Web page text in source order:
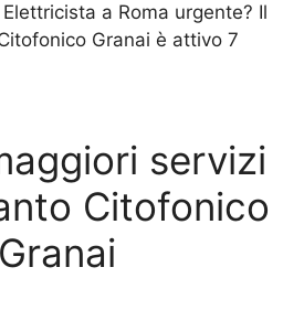
a Roma urgente? Il
Granai è attivo 7
servizi
Citofonico
Granai